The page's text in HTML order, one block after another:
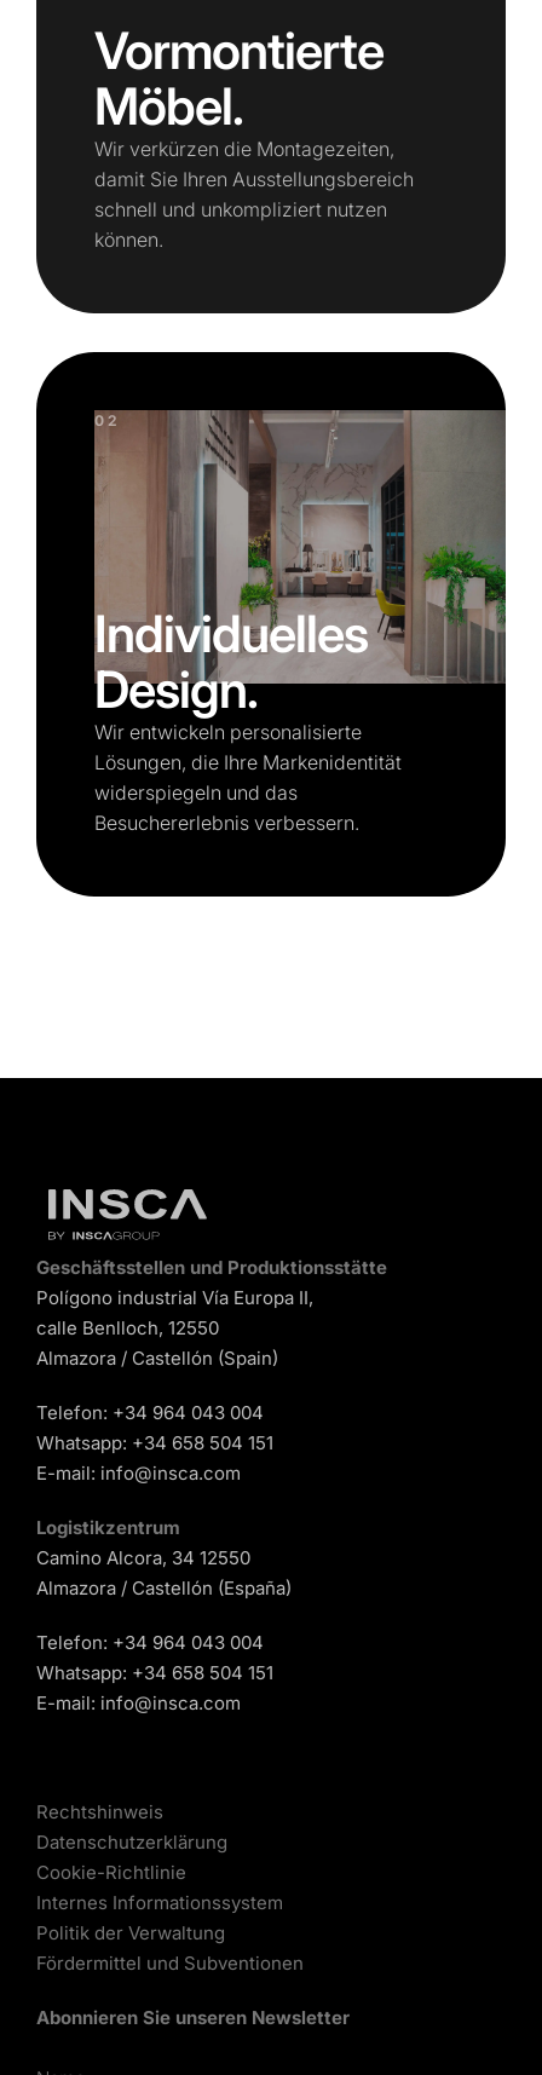
Vormontierte
Möbel.
Wir verkürzen die Montagezeiten,
damit Sie Ihren Ausstellungsbereich
schnell und unkompliziert nutzen
können.
02
Individuelles
Design.
Wir entwickeln personalisierte
Lösungen, die Ihre Markenidentität
widerspiegeln und das
Besuchererlebnis verbessern.
Geschäftsstellen und Produktionsstätte
Polígono industrial Vía Europa II,
calle Benlloch, 12550
Almazora / Castellón (Spain)
Telefon: +34 964 043 004
Whatsapp: +34 658 504 151
E-mail: info@insca.com
Logistikzentrum
Camino Alcora, 34 12550
Almazora / Castellón (España)
Telefon: +34 964 043 004
Whatsapp: +34 658 504 151
E-mail: info@insca.com
Rechtshinweis
Datenschutzerklärung
Cookie-Richtlinie
Internes Informationssystem
Politik der Verwaltung
Fördermittel und Subventionen
Abonnieren Sie unseren Newsletter